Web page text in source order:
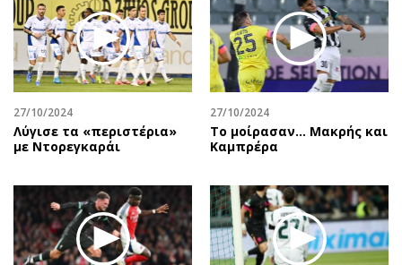
27/10/2024
Λύγισε τα «περιστέρια»
με Ντορεγκαράι
27/10/2024
Το μοίρασαν… Μακρής και
Καμπρέρα